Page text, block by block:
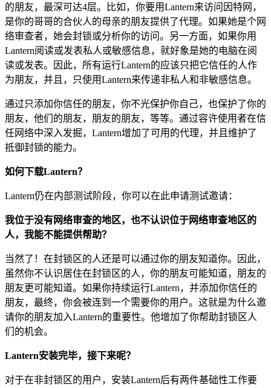
的朋友，最深可达4层。比如，你要用Lantern来访问因特网，
是你的哥哥的合伙人的母亲的朋友提供了代理。如果她是个网
络审查者，她会封锁或分析你的访问。另一方面，如果你用
Lantern阅读或发表私人或敏感信息，就好象是她的电脑在阅
读或发表。因此，所有运行Lantern的应该只把它信任的人作
为朋友，并且，只使用Lantern来传递非私人和非敏感信息。
通过只添加你信任的朋友，你不光保护你自己，也保护了你的
朋友，他们的朋友，朋友的朋友，等等。通过容许使用者在信
任网络中深入发掘，Lantern增加了可用的代理，并且维护了
抵御封锁的能力。
如何下载Lantern？
Lantern仍在内部测试阶段，你可以在此申请测试邀请：
我位于没有网络审查的地区，也不认识位于网络审查地区的
人，我能不能提供帮助？
当然了！在封锁区的人还是可以通过你的朋友知道你。因此，
虽然你不认识居住在封锁区的人，你的朋友可能知道，朋友的
朋友更可能知道。如果你持续运行Lantern，并添加你信任的
朋友，最终，你会被连到一个需要你的用户。这就是为什么邀
请你的朋友加入Lantern的重要性。他增加了你帮助封锁区人
们的机会。
Lantern安装完毕，接下来呢？
对于在非封锁区的用户，安装Lantern后有两件基础性工作要